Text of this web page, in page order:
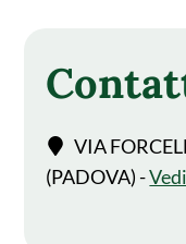
VIA
(PADOVA) -